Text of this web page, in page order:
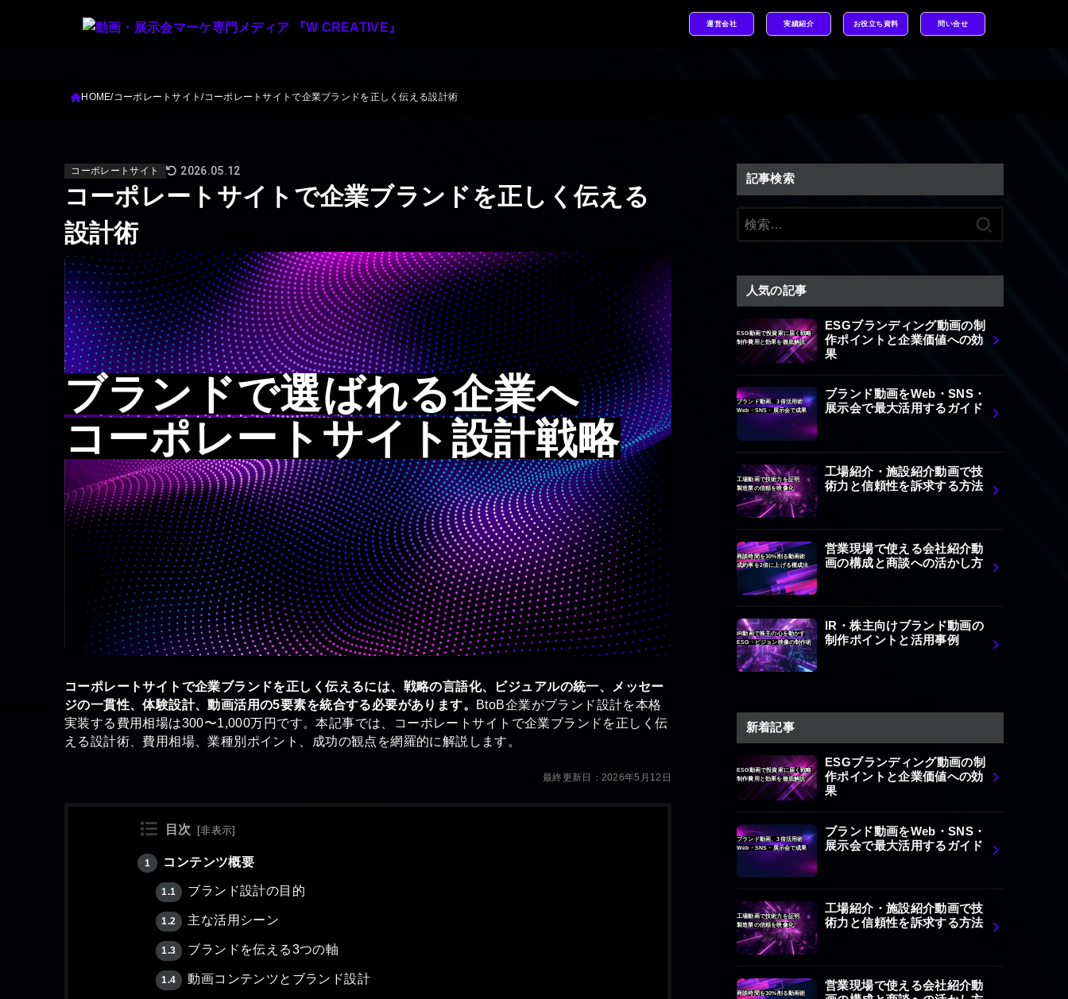
運営会社 実績紹介 お役立ち資料 問い合せ
HOME コーポレートサイト コーポレートサイトで企業ブランドを正しく伝える設計術
コーポレートサイト 2026.05.12
コーポレートサイトで企業ブランドを正しく伝える
設計術
ブランドで選ばれる企業へ
コーポレートサイト設計戦略
コーポレートサイトで企業ブランドを正しく伝えるには、戦略の言語化、ビジュアルの統一、メッセー
ジの一貫性、体験設計、動画活用の5要素を統合する必要があります。 BtoB企業がブランド設計を本格
実装する費用相場は300〜1,000万円です。本記事では、コーポレートサイトで企業ブランドを正しく伝
える設計術、費用相場、業種別ポイント、成功の観点を網羅的に解説します。
最終更新日：2026年5月12日
目次 [非表示
1 コンテンツ概要
1.1 ブランド設計の目的
1.2 主な活用シーン
1.3 ブランドを伝える3つの軸
1.4 動画コンテンツとブランド設計
記事検索
人気の記事
ESG動画で投資家に届く戦略
制作費用と効果を徹底解説
ESGブランディング動画の制
作ポイントと企業価値への効
果
ブランド動画、3倍活用術
Web・SNS・展示会で成果
ブランド動画をWeb・SNS・
展示会で最大活用するガイド
工場動画で技術力を証明
製造業の信頼を映像化
工場紹介・施設紹介動画で技
術力と信頼性を訴求する方法
商談時間を30%削る動画術
成約率を2倍に上げる構成法
営業現場で使える会社紹介動
画の構成と商談への活かし方
IR動画で株主の心を動かす
ESG・ビジョン映像の制作術
IR・株主向けブランド動画の
制作ポイントと活用事例
新着記事
ESG動画で投資家に届く戦略
制作費用と効果を徹底解説
ESGブランディング動画の制
作ポイントと企業価値への効
果
ブランド動画、3倍活用術
Web・SNS・展示会で成果
ブランド動画をWeb・SNS・
展示会で最大活用するガイド
工場動画で技術力を証明
製造業の信頼を映像化
工場紹介・施設紹介動画で技
術力と信頼性を訴求する方法
商談時間を30%削る動画術
営業現場で使える会社紹介動